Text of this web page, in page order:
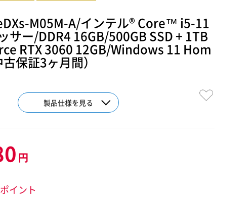
M05M-A/インテル® Core™ i5-11
サー/DDR4 16GB/500GB SSD + 1TB
RTX 3060 12GB/Windows 11 Hom
保証3ヶ月間）
製品仕様を見る
円
イント